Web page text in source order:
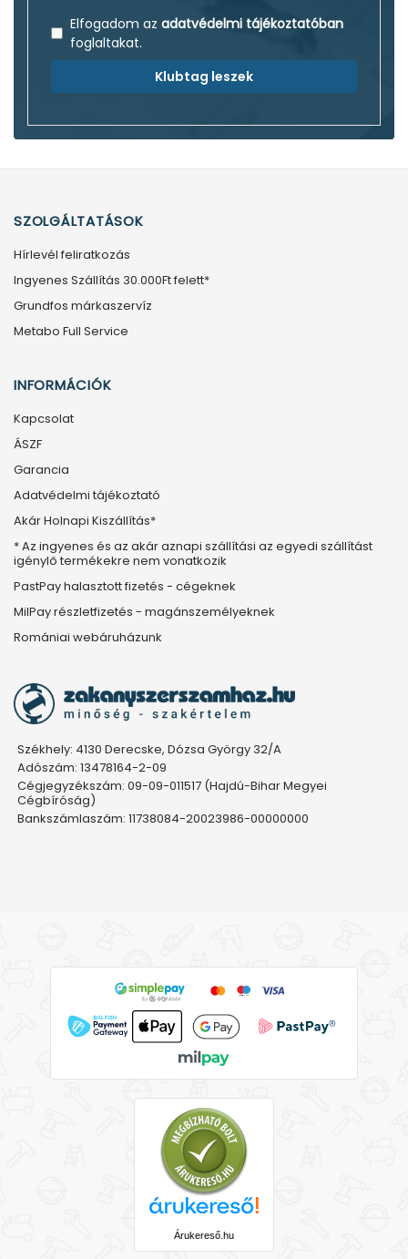
Elfogadom az adatvédelmi tájékoztatóban
foglaltakat.
Klubtag leszek
SZOLGÁLTATÁSOK
Hírlevél feliratkozás
Ingyenes Szállítás 30.000Ft felett*
Grundfos márkaszervíz
Metabo Full Service
INFORMÁCIÓK
Kapcsolat
ÁSZF
Garancia
Adatvédelmi tájékoztató
Akár Holnapi Kiszállítás*
* Az ingyenes és az akár aznapi szállítási az egyedi szállítást
igénylő termékekre nem vonatkozik
PastPay halasztott fizetés - cégeknek
MilPay részletfizetés - magánszemélyeknek
Romániai webáruházunk
Székhely: 4130 Derecske, Dózsa György 32/A
Adószám: 13478164-2-09
Cégjegyzékszám: 09-09-011517 (Hajdú-Bihar Megyei
Cégbíróság)
Bankszámlaszám: 11738084-20023986-00000000
Árukereső.hu